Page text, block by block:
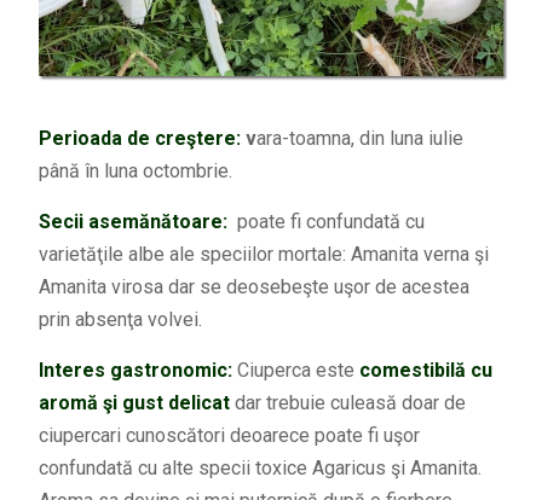
Perioada de creştere:vara-toamna, din luna iulie
până în luna octombrie.
Secii asemănătoare: poate fi confundată cu
varietăţile albe ale speciilor mortale: Amanita verna şi
Amanita virosa dar se deosebeşte uşor de acestea
prin absenţa volvei.
Interes gastronomic:Ciuperca este comestibilă cu
aromă şi gust delicat dar trebuie culeasă doar de
ciupercari cunoscători deoarece poate fi uşor
confundată cu alte specii toxice Agaricus şi Amanita.